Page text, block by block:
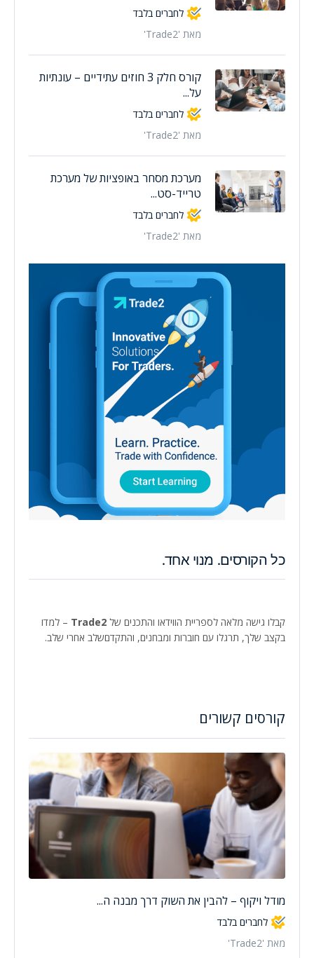
קורסים קשורים
מודל ויקוף – להבין את השוק דרך מבנה ה...
לחברים בלבד
מאת 'Trade2'
לחברים בלבד
מאת 'Trade2'
קורס חלק 3 חוזים עתידיים – עונתיות
על...
לחברים בלבד
מאת 'Trade2'
מערכת מסחר באופציות של מערכת
טרייד-סט...
לחברים בלבד
מאת 'Trade2'
כל הקורסים. מנוי אחד.
קבלו גישה מלאה לספריית הווידאו והתכנים של Trade2 – למדו
בקצב שלך, תרגלו עם חוברות ומבחנים, והתקדםשלב אחרי שלב.